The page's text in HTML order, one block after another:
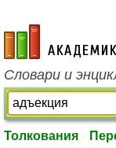
academic.ru
Словари и
Толкования